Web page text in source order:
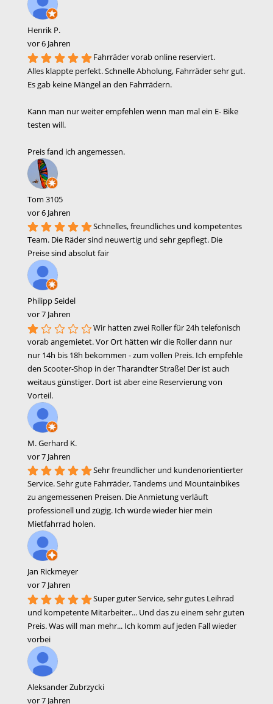
Henrik P.
vor 6 Jahren
Fahrräder vorab online reserviert.
Alles klappte perfekt. Schnelle Abholung, Fahrräder sehr gut.
Es gab keine Mängel an den Fahrrädern.
Kann man nur weiter empfehlen wenn man mal ein E- Bike
testen will.
Preis fand ich angemessen.
Tom 3105
vor 6 Jahren
Schnelles, freundliches und kompetentes
Team. Die Räder sind neuwertig und sehr gepflegt. Die
Preise sind absolut fair
Philipp Seidel
vor 7 Jahren
Wir hatten zwei Roller für 24h telefonisch
vorab angemietet. Vor Ort hätten wir die Roller dann nur
nur 14h bis 18h bekommen - zum vollen Preis. Ich empfehle
den Scooter-Shop in der Tharandter Straße! Der ist auch
weitaus günstiger. Dort ist aber eine Reservierung von
Vorteil.
M. Gerhard K.
vor 7 Jahren
Sehr freundlicher und kundenorientierter
Service. Sehr gute Fahrräder, Tandems und Mountainbikes
zu angemessenen Preisen. Die Anmietung verläuft
professionell und zügig. Ich würde wieder hier mein
Mietfahrrad holen.
Jan Rickmeyer
vor 7 Jahren
Super guter Service, sehr gutes Leihrad
und kompetente Mitarbeiter... Und das zu einem sehr guten
Preis. Was will man mehr... Ich komm auf jeden Fall wieder
vorbei
Aleksander Zubrzycki
vor 7 Jahren